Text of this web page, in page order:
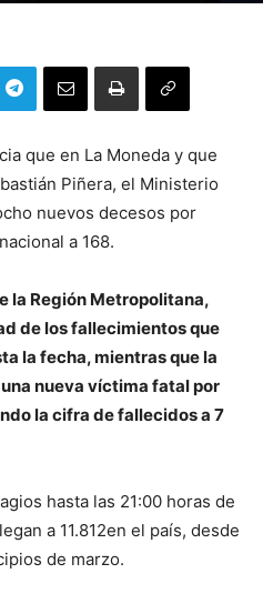
que en La Moneda y que
Piñera, el Ministerio
nuevos decesos por
a 168.
la Región Metropolitana,
de los fallecimientos que
la fecha, mientras que la
nueva víctima fatal por
la cifra de fallecidos a 7
hasta las 21:00 horas de
a 11.812en el país, desde
de marzo.